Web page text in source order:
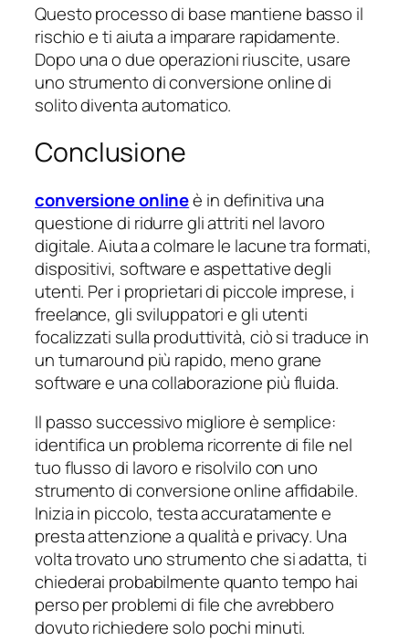
Questo processo di base mantiene basso il
rischio e ti aiuta a imparare rapidamente.
Dopo una o due operazioni riuscite, usare
uno strumento di conversione online di
solito diventa automatico.
Conclusione
conversione onlineè in definitiva una
questione di ridurre gli attriti nel lavoro
digitale. Aiuta a colmare le lacune tra formati,
dispositivi, software e aspettative degli
utenti. Per i proprietari di piccole imprese, i
freelance, gli sviluppatori e gli utenti
focalizzati sulla produttività, ciò si traduce in
un turnaround più rapido, meno grane
software e una collaborazione più fluida.
Il passo successivo migliore è semplice:
identifica un problema ricorrente di file nel
tuo flusso di lavoro e risolvilo con uno
strumento di conversione online affidabile.
Inizia in piccolo, testa accuratamente e
presta attenzione a qualità e privacy. Una
volta trovato uno strumento che si adatta, ti
chiederai probabilmente quanto tempo hai
perso per problemi di file che avrebbero
dovuto richiedere solo pochi minuti.